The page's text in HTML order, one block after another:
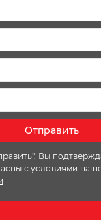
Отправить
Вы
с условиями